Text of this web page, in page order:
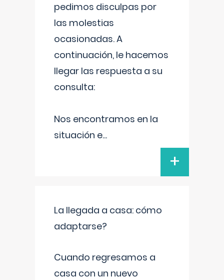
pedimos disculpas por
las molestias
ocasionadas. A
continuación, le hacemos
llegar las respuesta a su
consulta:
Nos encontramos en la
situación e...
+
La llegada a casa: cómo
adaptarse?
Cuando regresamos a
casa con un nuevo